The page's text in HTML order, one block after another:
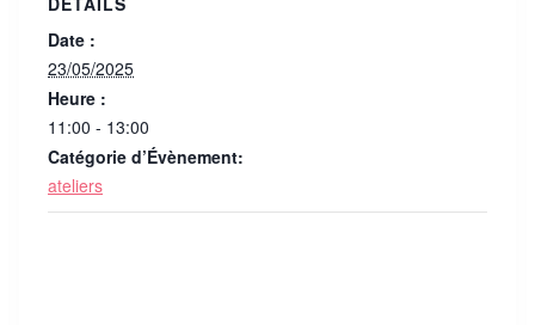
Date :
23/05/2025
Heure :
11:00 - 13:00
Catégorie d’Évènement:
ateliers